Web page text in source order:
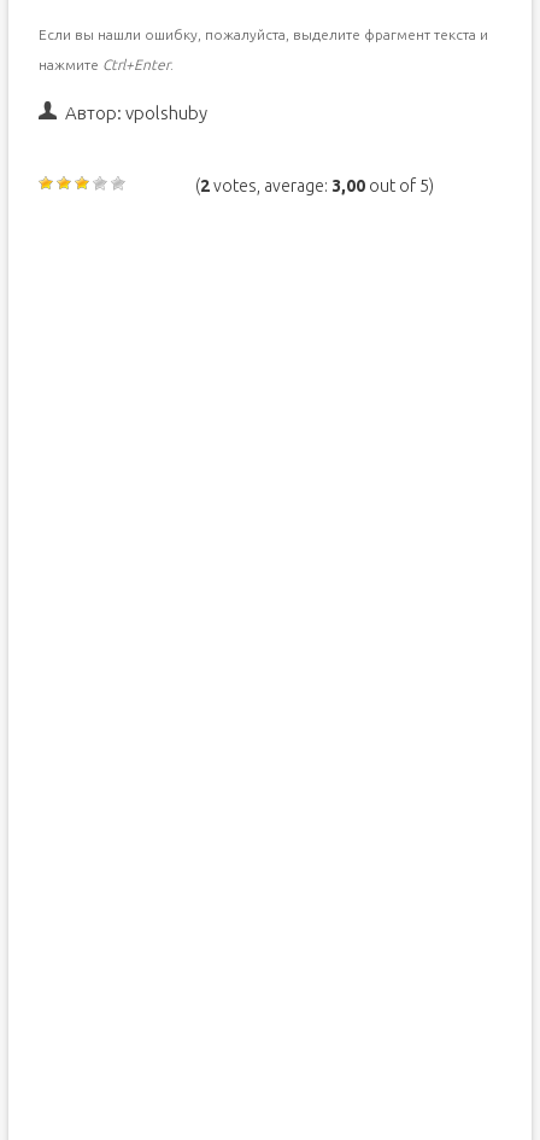
Если вы нашли ошибку, пожалуйста, выделите фрагмент текста и
нажмите Ctrl+Enter.
Автор: vpolshuby
(2votes, average: 3,00 out of 5)